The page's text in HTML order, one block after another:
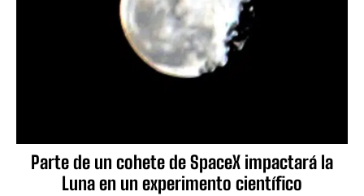
Parte de un cohete de SpaceX impactará la
Luna en un experimento científico